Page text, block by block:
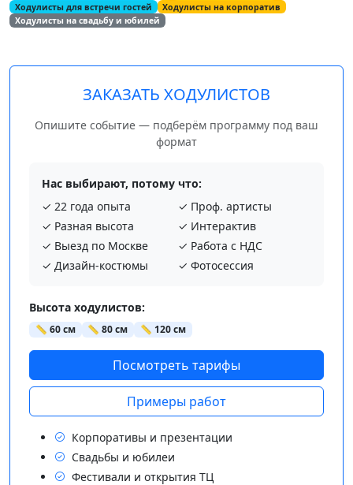
Ходулисты для встречи гостей
Ходулисты на корпоратив
Ходулисты на свадьбу и юбилей
ЗАКАЗАТЬ ХОДУЛИСТОВ
Опишите событие — подберём программу под ваш
формат
Нас выбирают, потому что:
✓ 22 года опыта
✓ Проф. артисты
✓ Разная высота
✓ Интерактив
✓ Выезд по Москве
✓ Работа с НДС
✓ Дизайн-костюмы
✓ Фотосессия
Высота ходулистов:
📏 60 см 📏 80 см 📏 120 см
Посмотреть тарифы
Примеры работ
Корпоративы и презентации
Свадьбы и юбилеи
Фестивали и открытия ТЦ